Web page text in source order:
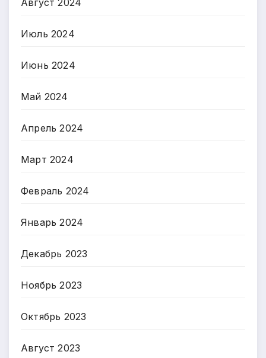
Июль 2024
Июнь 2024
Май 2024
Апрель 2024
Март 2024
Февраль 2024
Январь 2024
Декабрь 2023
Ноябрь 2023
Октябрь 2023
Август 2023